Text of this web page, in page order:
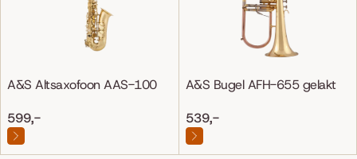
A&S Altsaxofoon AAS-100
599,-
A&S Bugel AFH-655 gelakt
539,-